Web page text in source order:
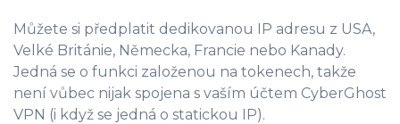
Můžete si předplatit dedikovanou IP adresu z USA,
Velké Británie, Německa, Francie nebo Kanady.
Jedná se o funkci založenou na tokenech, takže
není vůbec nijak spojena s vaším účtem CyberGhost
VPN (i když se jedná o statickou IP).